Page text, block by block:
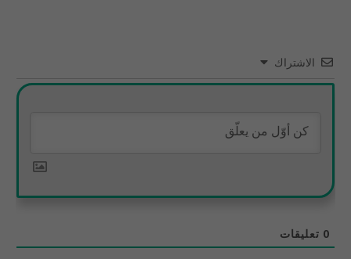
الاشتراك
0 تعليقات